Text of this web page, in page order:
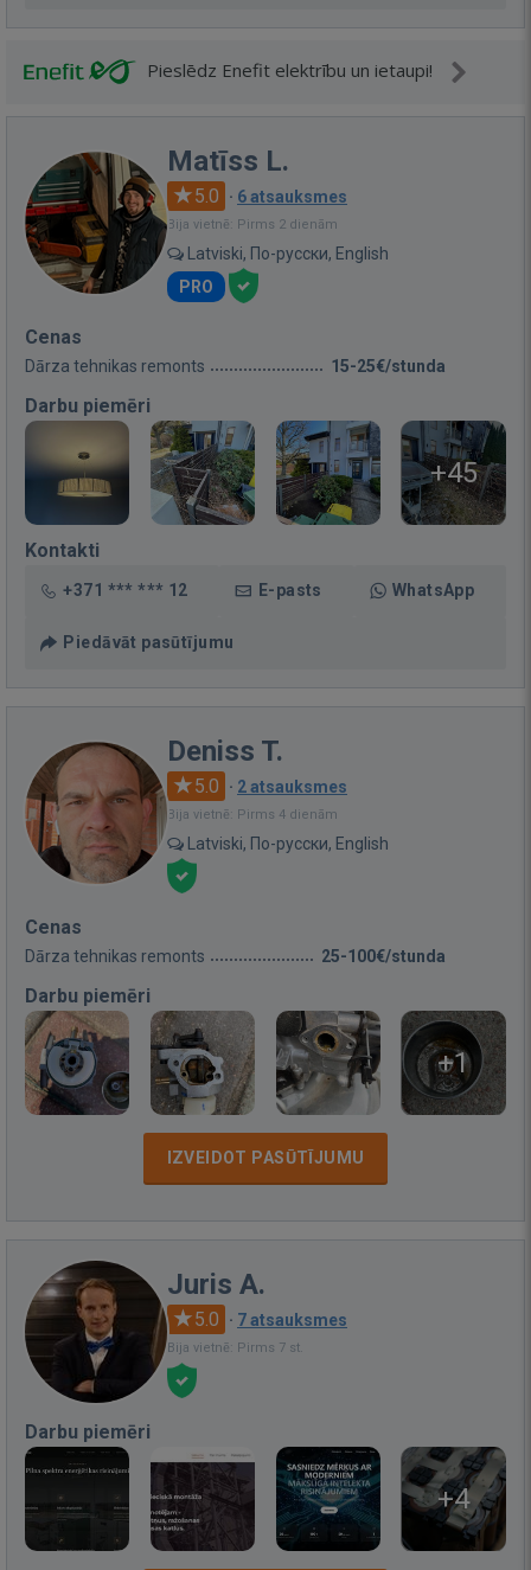
Pieslēdz Enefit elektrību un ietaupi!
Matīss L.
5.0 · 6 atsauksmes
Bija vietnē: Pirms 2 dienām
Latviski, По-русски, English
PRO
Cenas
Dārza tehnikas remonts 15-25€/stunda
Darbu piemēri
+45
Kontakti
+371 *** *** 12 E-pasts WhatsApp
Piedāvāt pasūtījumu
Deniss T.
5.0 · 2 atsauksmes
Bija vietnē: Pirms 4 dienām
Latviski, По-русски, English
Cenas
Dārza tehnikas remonts 25-100€/stunda
Darbu piemēri
+1
IZVEIDOT PASŪTĪJUMU
Juris A.
5.0 · 7 atsauksmes
Bija vietnē: Pirms 7 st.
Darbu piemēri
+4